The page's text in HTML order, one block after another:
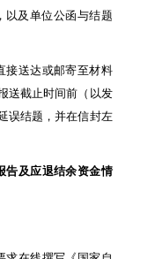
以及单位公函与结题
送达或邮寄至材料
送截止时间前（以发
误结题，并在信封左
告及应退结余资金情